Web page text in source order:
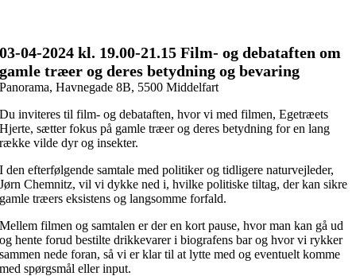
03-04-2024 kl. 19.00-21.15 Film- og debataften om
gamle træer og deres betydning og bevaring
Panorama, Havnegade 8B, 5500 Middelfart
Du inviteres til film- og debataften, hvor vi med filmen, Egetræets
Hjerte, sætter fokus på gamle træer og deres betydning for en lang
række vilde dyr og insekter.
I den efterfølgende samtale med politiker og tidligere naturvejleder,
Jørn Chemnitz, vil vi dykke ned i, hvilke politiske tiltag, der kan sikre
gamle træers eksistens og langsomme forfald.
Mellem filmen og samtalen er der en kort pause, hvor man kan gå ud
og hente forud bestilte drikkevarer i biografens bar og hvor vi rykker
sammen nede foran, så vi er klar til at lytte med og eventuelt komme
med spørgsmål eller input.